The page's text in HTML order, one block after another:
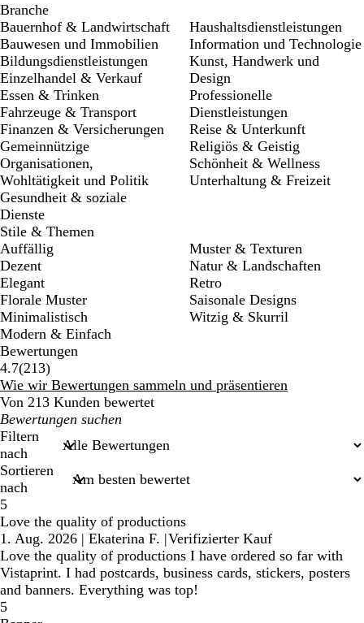
Branche
Bauernhof & Landwirtschaft
Bauwesen und Immobilien
Bildungsdienstleistungen
Einzelhandel & Verkauf
Essen & Trinken
Fahrzeuge & Transport
Finanzen & Versicherungen
Gemeinnützige
Organisationen,
Wohltätigkeit und Politik
Gesundheit & soziale
Dienste
Haushaltsdienstleistungen
Information und Technologie
Kunst, Handwerk und
Design
Professionelle
Dienstleistungen
Reise & Unterkunft
Religiös & Geistig
Schönheit & Wellness
Unterhaltung & Freizeit
Stile & Themen
Auffällig
Dezent
Elegant
Florale Muster
Minimalistisch
Modern & Einfach
Muster & Texturen
Natur & Landschaften
Retro
Saisonale Designs
Witzig & Skurril
Bewertungen
4.7(213213
Bewertungen
)
Wie wir Bewertungen sammeln und präsentieren
Von 213 Kunden bewertet
Meine
Sucheingaben
Filtern
nach
Sortieren
nach
5
Love the quality of productions
1. Aug. 2026 | Ekaterina F. |Verifizierter Kauf
Love the quality of productions I have ordered so far with
Vistaprint. I had postcards, business cards, stickers, posters
and banners. Everything was top!
5